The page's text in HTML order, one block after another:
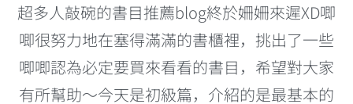
超多人敲碗的書目推薦blog終於姍姍來遲XD唧
唧很努力地在塞得滿滿的書櫃裡，挑出了一些
唧唧認為必定要買來看看的書目，希望對大家
有所幫助～今天是初級篇，介紹的是最基本的